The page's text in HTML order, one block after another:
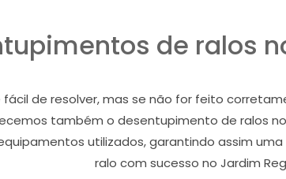
de ralos
de resolver, mas se não for feito
também o desentupimento de ralos
utilizados, garantindo assim
ralo com sucesso no Jardim